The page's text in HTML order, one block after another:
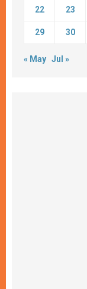
22 23
29 30
« May Jul »